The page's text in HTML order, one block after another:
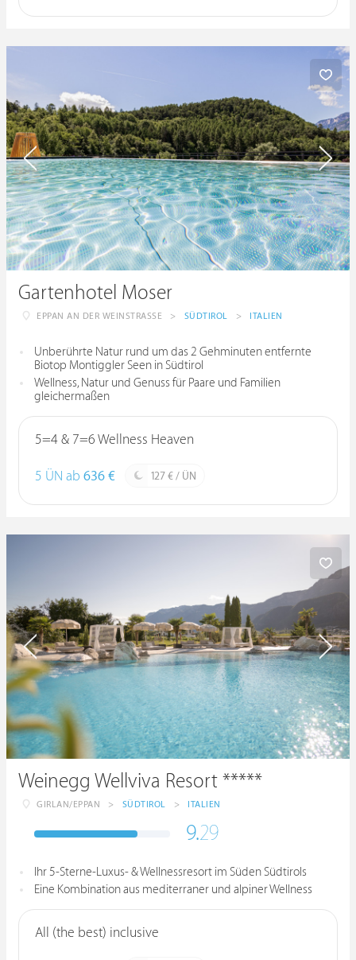
Gartenhotel Moser
EPPAN AN DER WEINSTRASSE > SÜDTIROL > ITALIEN
Unberührte Natur rund um das 2 Gehminuten entfernte
Biotop Montiggler Seen in Südtirol
Wellness, Natur und Genuss für Paare und Familien
gleichermaßen
5=4 & 7=6 Wellness Heaven
5 ÜN ab 636 € 127 € / ÜN
Weinegg Wellviva Resort *****
GIRLAN/EPPAN > SÜDTIROL > ITALIEN
9.29
Ihr 5-Sterne-Luxus- & Wellnessresort im Süden Südtirols
Eine Kombination aus mediterraner und alpiner Wellness
All (the best) inclusive